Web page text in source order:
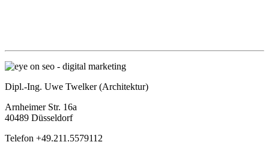
Dipl.-Ing. Uwe Twelker (Architektur)
Arnheimer Str. 16a
40489 Düsseldorf
Telefon +49.211.5579112